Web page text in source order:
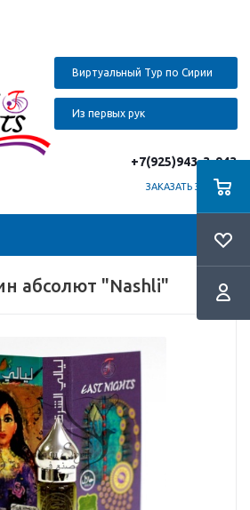
Виртуальный Тур по Сирии
Из первых рук
+7(925)943-3-943
ЗАКАЗАТЬ ЗВОНОК
абсолют "Nashli"